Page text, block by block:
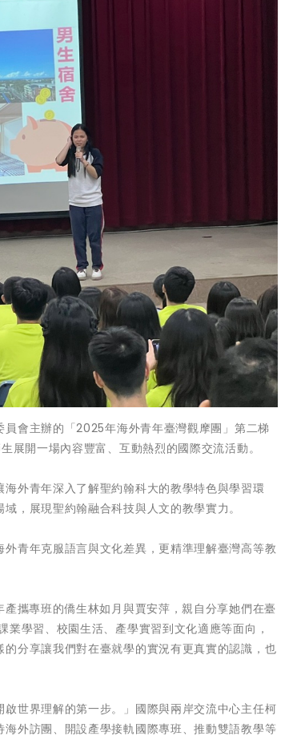
會主辦的「2025年海外青年臺灣觀摩團」第二梯
展開一場內容豐富、互動熱烈的國際交流活動。
外青年深入了解聖約翰科大的教學特色與學習環
，展現聖約翰融合科技與人文的教學實力。
青年克服語言與文化差異，更精準理解臺灣高等教
攜專班的僑生林如月與賈安萍，親自分享她們在臺
學習、校園生活、產學實習到文化適應等面向，
分享讓我們對在臺就學的實況有更真實的認識，也
世界理解的第一步。」國際與兩岸交流中心主任柯
外訪團、開設產學接軌國際專班、推動雙語教學等